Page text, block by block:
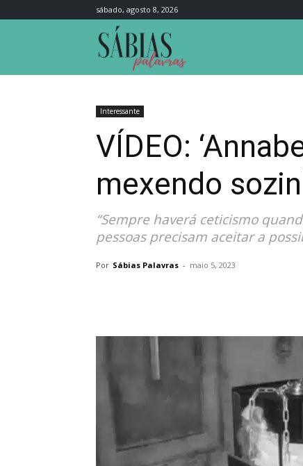
sábado, agosto 8, 2026
Interessante
VÍDEO:
mexendo
“Sempre haverá ceticismo
pessoas precisam aceitar a
Por Sábias Palavras - maio 5, 2023